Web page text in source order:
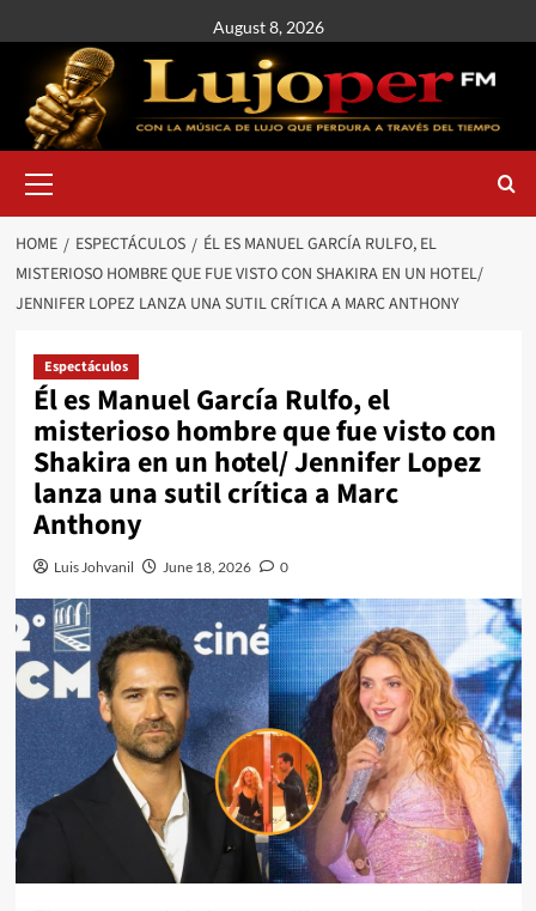
August 8, 2026
HOME ESPECTÁCULOS
ÉL ES MANUEL GARCÍA RULFO, EL
MISTERIOSO HOMBRE QUE FUE VISTO CON SHAKIRA EN UN HOTEL/
JENNIFER LOPEZ LANZA UNA SUTIL CRÍTICA A MARC ANTHONY
Espectáculos
Él es Manuel García Rulfo, el
misterioso hombre que fue visto con
Shakira en un hotel/ Jennifer Lopez
lanza una sutil crítica a Marc
Anthony
Luis Johvanil June 18, 2026 0